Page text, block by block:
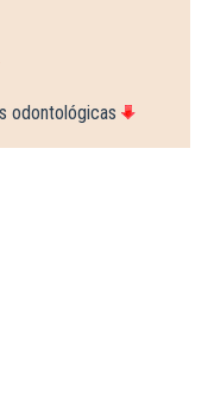
odontológicas